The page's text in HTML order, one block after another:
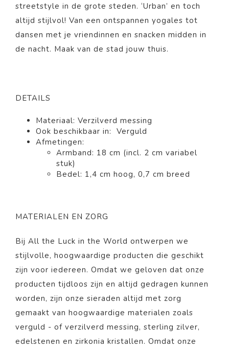
streetstyle in de grote steden. ‘Urban’ en toch
altijd stijlvol! Van een ontspannen yogales tot
dansen met je vriendinnen en snacken midden in
de nacht. Maak van de stad jouw thuis.
DETAILS
Materiaal: Verzilverd messing
Ook beschikbaar in: Verguld
Afmetingen:
Armband: 18 cm (incl. 2 cm variabel
stuk)
Bedel: 1,4 cm hoog, 0,7 cm breed
MATERIALEN EN ZORG
Bij All the Luck in the World ontwerpen we
stijlvolle, hoogwaardige producten die geschikt
zijn voor iedereen. Omdat we geloven dat onze
producten tijdloos zijn en altijd gedragen kunnen
worden, zijn onze sieraden altijd met zorg
gemaakt van hoogwaardige materialen zoals
verguld - of verzilverd messing, sterling zilver,
edelstenen en zirkonia kristallen. Omdat onze